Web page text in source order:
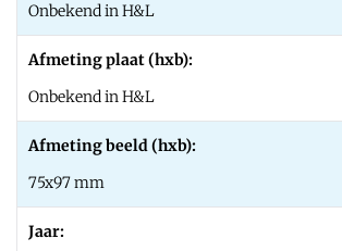
Onbekend in H&L
Afmeting plaat (hxb):
Onbekend in H&L
Afmeting beeld (hxb):
75x97 mm
Jaar: